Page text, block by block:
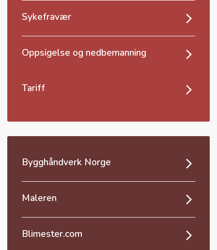
Sykefravær
Oppsigelse og nedbemanning
Tariff
Bygghåndverk Norge
Maleren
Blimester.com